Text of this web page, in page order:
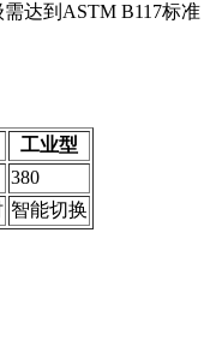
需达到ASTM B117标准
工业型
380
智能切换